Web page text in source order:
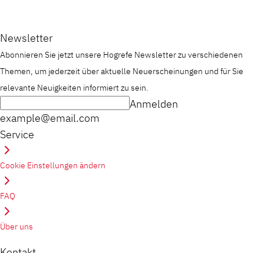
Newsletter
Abonnieren Sie jetzt unsere Hogrefe Newsletter zu verschiedenen
Themen, um jederzeit über aktuelle Neuerscheinungen und für Sie
relevante Neuigkeiten informiert zu sein.
example@email.com
Anmelden
Service
Cookie Einstellungen ändern
FAQ
Über uns